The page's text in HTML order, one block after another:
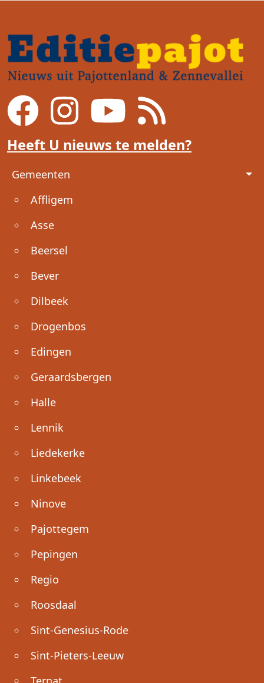
Heeft U nieuws te melden?
Voet
Gemeenten
Affligem
Asse
Beersel
Bever
Dilbeek
Drogenbos
Edingen
Geraardsbergen
Halle
Lennik
Liedekerke
Linkebeek
Ninove
Pajottegem
Pepingen
Regio
Roosdaal
Sint-Genesius-Rode
Sint-Pieters-Leeuw